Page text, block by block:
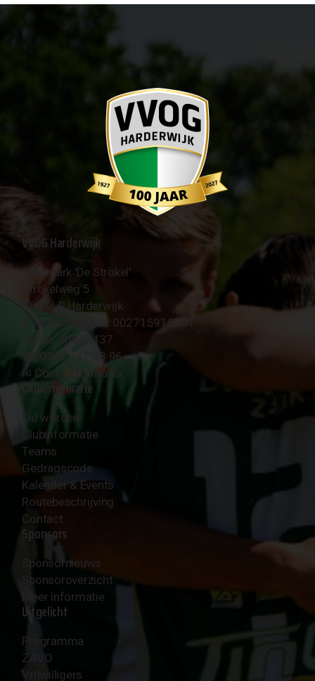
VVOG Harderwijk
Sportpark 'De Strokel'
Strokelweg 5
3847 LR Harderwijk
BTW Nummer NL 002715910B01
KvK Nr 40094437
☎︎ 0341 - 41 28 96
✉︎ Contactformulier
Clubinformatie
Lid worden
Clubinformatie
Teams
Gedragscode
Kalender & Events
Routebeschrijving
Contact
Sponsors
Sponsornieuws
Sponsoroverzicht
Meer informatie
Uitgelicht
Programma
ZAVO
Vrijwilligers